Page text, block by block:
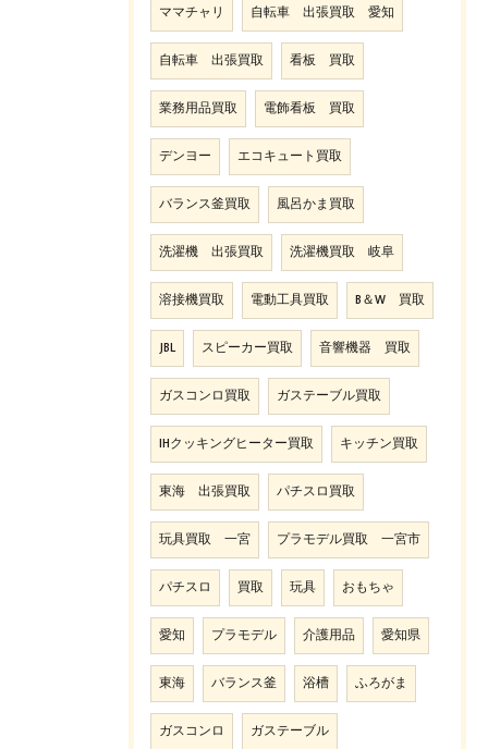
ママチャリ 自転車 出張買取 愛知
自転車 出張買取 看板 買取
業務用品買取 電飾看板 買取
デンヨー エコキュート買取
バランス釜買取 風呂かま買取
洗濯機 出張買取 洗濯機買取 岐阜
溶接機買取 電動工具買取 B＆W 買取
JBL スピーカー買取 音響機器 買取
ガスコンロ買取 ガステーブル買取
IHクッキングヒーター買取 キッチン買取
東海 出張買取 パチスロ買取
玩具買取 一宮 プラモデル買取 一宮市
パチスロ 買取 玩具 おもちゃ
愛知 プラモデル 介護用品 愛知県
東海 バランス釜 浴槽 ふろがま
ガスコンロ ガステーブル